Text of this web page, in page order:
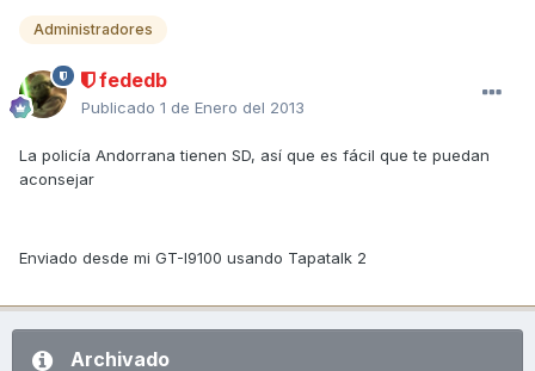
Administradores
fededb
Publicado 1 de Enero del 2013
La policía Andorrana tienen SD, así que es fácil que te puedan
aconsejar
Enviado desde mi GT-I9100 usando Tapatalk 2
Archivado